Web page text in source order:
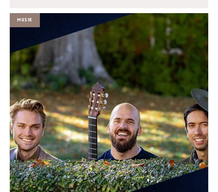
Musik